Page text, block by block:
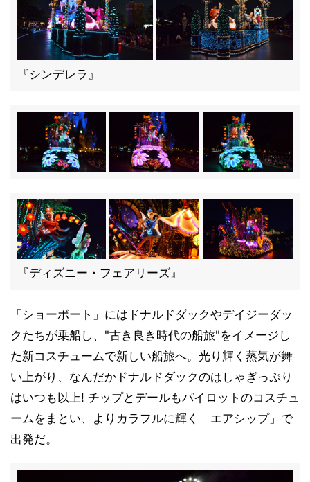
『シンデレラ』
『ディズニー・フェアリーズ』
「ショーボート」にはドナルドダックやデイジーダッ
クたちが乗船し、"古き良き時代の船旅"をイメージし
た新コスチュームで新しい船旅へ。光り輝く蒸気が舞
い上がり、なんだかドナルドダックのはしゃぎっぷり
はいつも以上! チップとデールもパイロットのコスチュ
ームをまとい、よりカラフルに輝く「エアシップ」で
出発だ。